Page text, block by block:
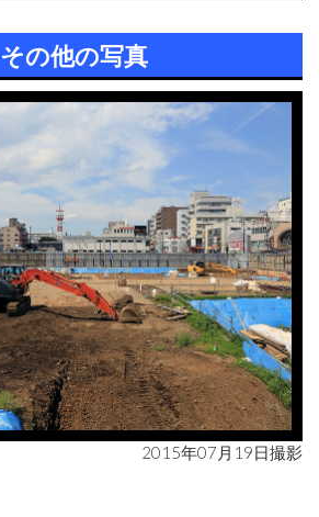
その他の写真
2015年07月19日撮影